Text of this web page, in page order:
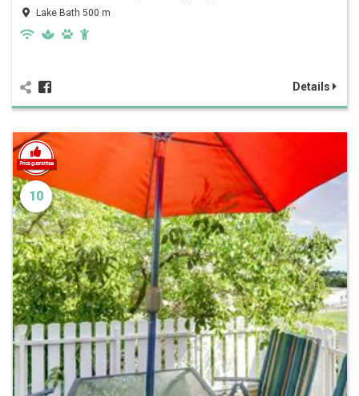
Lake Bath 500 m
Details
10